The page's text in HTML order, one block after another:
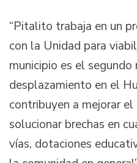
“Pitalito trabaja en un
con la Unidad para
municipio es el
desplazamiento en el
contribuyen a mejorar
solucionar brechas en
vías, dotaciones